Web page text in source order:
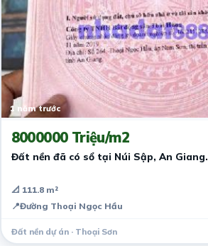
1 năm trước
8000000 Triệu/m2
Đất nền đã có sổ tại Núi Sập, An Giang.
📐 111.8 m²
📍Đường Thoại Ngọc Hầu
Đất nền dự án · Thoại Sơn